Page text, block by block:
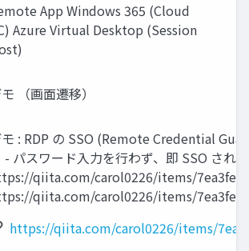
App Windows 365 (Cloud
Azure Virtual Desktop (Session
（画面遷移）
: RDP の SSO (Remote Credential
- パスワード入力を行わず、即 SSO され
qiita.com/carol0226/items/
qiita.com/carol0226/items/
https://qiita.com/carol0226/items/